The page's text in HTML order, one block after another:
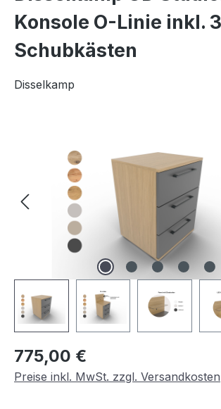
Konsole O-Linie inkl. 3
Schubkästen
Disselkamp
Regulärer Preis:
775,00 €
Preise inkl. MwSt. zzgl. Versandkosten